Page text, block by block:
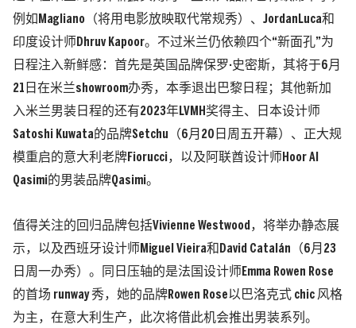
例如Magliano（将用电影放映取代常规秀）、JordanLuca和
印度设计师Dhruv Kapoor。不过米兰仍依赖四个“新面孔”为
日程注入新鲜感：首先是英国品牌保罗·史密斯，其将于6月
21日在米兰showroom办秀，本季退出巴黎日程；其他新加
入米兰男装日程的还有2023年LVMH奖得主、日本设计师
Satoshi Kuwata的品牌Setchu（6月20日周五开幕）、正大规
模重启的意大利老牌Fiorucci，以及阿联酋设计师Hoor Al
Qasimi的男装品牌Qasimi。
值得关注的回归品牌包括Vivienne Westwood，将举办静态展
示，以及西班牙设计师Miguel Vieira和David Catalán（6月23
日周一办秀）。同日压轴的是法国设计师Emma Rowen Rose
的首场 runway 秀，她的品牌Rowen Rose以巴洛克式 chic 风格
为主，在意大利生产，此次将借此机会推出男装系列。